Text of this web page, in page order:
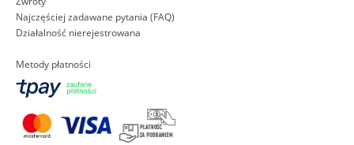
Najczęściej zadawane pytania (FAQ)
Działalność nierejestrowana
Metody płatności